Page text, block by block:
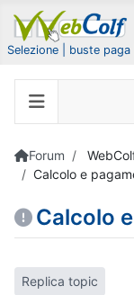
Selezione | buste
Forum
Calcolo e
Calcolo
Replica topic